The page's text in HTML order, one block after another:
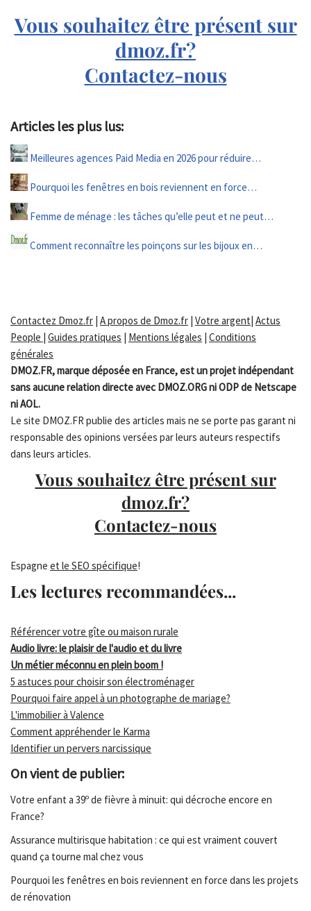
Vous souhaitez être présent sur
dmoz.fr?
Contactez-nous
Articles les plus lus:
Meilleures agences Paid Media en 2026 pour réduire…
Pourquoi les fenêtres en bois reviennent en force…
Femme de ménage : les tâches qu’elle peut et ne peut…
Comment reconnaître les poinçons sur les bijoux en…
Contactez Dmoz.fr | A propos de Dmoz.fr | Votre argent| Actus
People | Guides pratiques | Mentions légales | Conditions
générales
DMOZ.FR, marque déposée en France, est un projet indépendant
sans aucune relation directe avec DMOZ.ORG ni ODP de Netscape
ni AOL.
Le site DMOZ.FR publie des articles mais ne se porte pas garant ni
responsable des opinions versées par leurs auteurs respectifs
dans leurs articles.
Vous souhaitez être présent sur
dmoz.fr?
Contactez-nous
Espagne et le SEO spécifique!
Les lectures recommandées...
Référencer votre gîte ou maison rurale
Audio livre: le plaisir de l'audio et du livre
Un métier méconnu en plein boom !
5 astuces pour choisir son électroménager
Pourquoi faire appel à un photographe de mariage?
L'immobilier à Valence
Comment appréhender le Karma
Identifier un pervers narcissique
On vient de publier:
Votre enfant a 39º de fièvre à minuit: qui décroche encore en
France?
Assurance multirisque habitation : ce qui est vraiment couvert
quand ça tourne mal chez vous
Pourquoi les fenêtres en bois reviennent en force dans les projets
de rénovation